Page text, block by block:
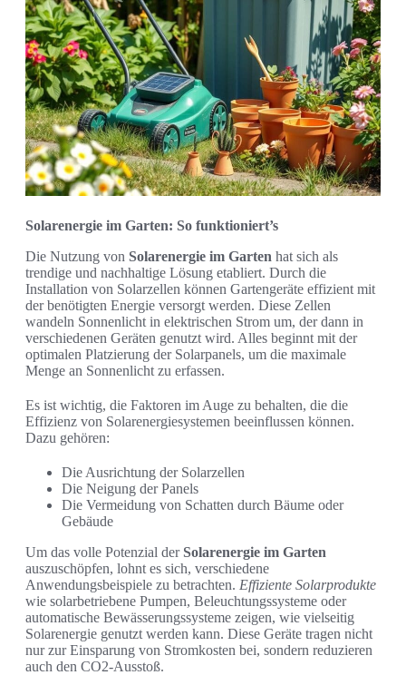
Solarenergie im Garten: So funktioniert’s
Die Nutzung von Solarenergie im Garten hat sich als
trendige und nachhaltige Lösung etabliert. Durch die
Installation von Solarzellen können Gartengeräte effizient mit
der benötigten Energie versorgt werden. Diese Zellen
wandeln Sonnenlicht in elektrischen Strom um, der dann in
verschiedenen Geräten genutzt wird. Alles beginnt mit der
optimalen Platzierung der Solarpanels, um die maximale
Menge an Sonnenlicht zu erfassen.
Es ist wichtig, die Faktoren im Auge zu behalten, die die
Effizienz von Solarenergiesystemen beeinflussen können.
Dazu gehören:
Die Ausrichtung der Solarzellen
Die Neigung der Panels
Die Vermeidung von Schatten durch Bäume oder
Gebäude
Um das volle Potenzial derSolarenergie im Garten
auszuschöpfen, lohnt es sich, verschiedene
Anwendungsbeispiele zu betrachten. Effiziente Solarprodukte
wie solarbetriebene Pumpen, Beleuchtungssysteme oder
automatische Bewässerungssysteme zeigen, wie vielseitig
Solarenergie genutzt werden kann. Diese Geräte tragen nicht
nur zur Einsparung von Stromkosten bei, sondern reduzieren
auch den CO2-Ausstoß.